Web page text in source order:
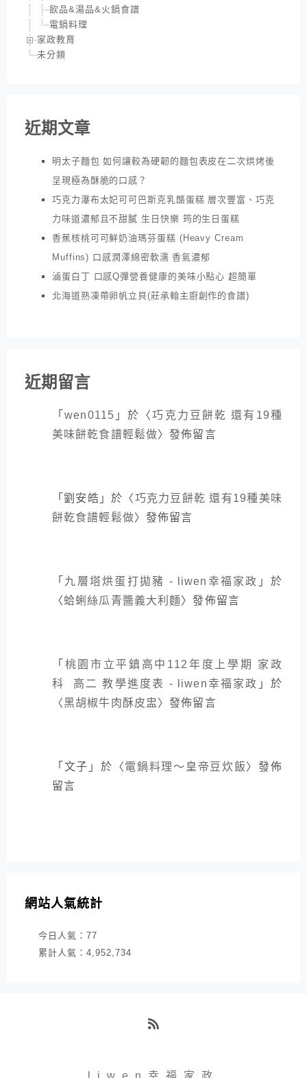
飲品&湯品&火鍋食譜
電鍋料理
家政教育
未分類
近期文章
明太子麵包 如何讓較為硬韌的麵包表皮在二次烘烤後
呈現極為酥脆的口感？
巧克力瀑布太妃可可巴斯克乳酪蛋糕 層次豐富、巧克
力味道濃郁且不甜膩 生日快樂 筠的生日蛋糕
香蕉核桃可可鮮奶油瑪芬蛋糕 (Heavy Cream
Muffins) 口感潤澤綿密軟濡 香氣濃郁
滷蛋白丁 口感Q彈營養健康的美味小點心 超簡單
北海道熟凍帶卵帆立貝(莊承翰主廚創作的食譜)
近期留言
「wen0115 」於〈巧克力豆餅乾 還有19種
美味餅乾食譜輕鬆做〉發佈留言
「劉安皓 」於〈巧克力豆餅乾 還有19種美味
餅乾食譜輕鬆做〉發佈留言
「 九層塔烘蛋打拋豬 - liwen幸福家政 」於
〈蛤蜊絲瓜青醬義大利麵〉發佈留言
「 桃園市立平鎮高中112年度上學期 家政
科 高二 教學進度表 - liwen幸福家政 」於
〈黑胡椒牛肉酥皮盅 〉發佈留言
「 文子 」於〈電鍋料理～皇帝豆炊飯〉發佈
留言
網站人氣統計
今日人氣： 77
累計人氣： 4,952,734